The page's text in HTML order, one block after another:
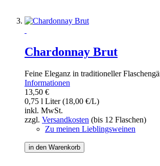
Chardonnay Brut
Feine Eleganz in traditioneller
Informationen
13,50 €
0,75 l Liter (18,00 €/L)
inkl. MwSt.
zzgl. Versandkosten (bis 12 Flaschen)
Zu meinen Lieblingsweinen
in den Warenkorb